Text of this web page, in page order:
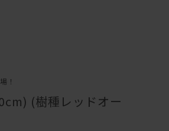
！
(樹種レッドオー